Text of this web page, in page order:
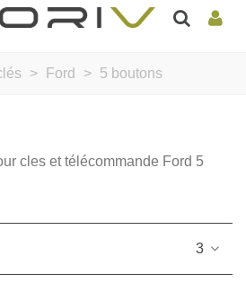
> Ford > 5 boutons
cles et télécommande Ford 5
3